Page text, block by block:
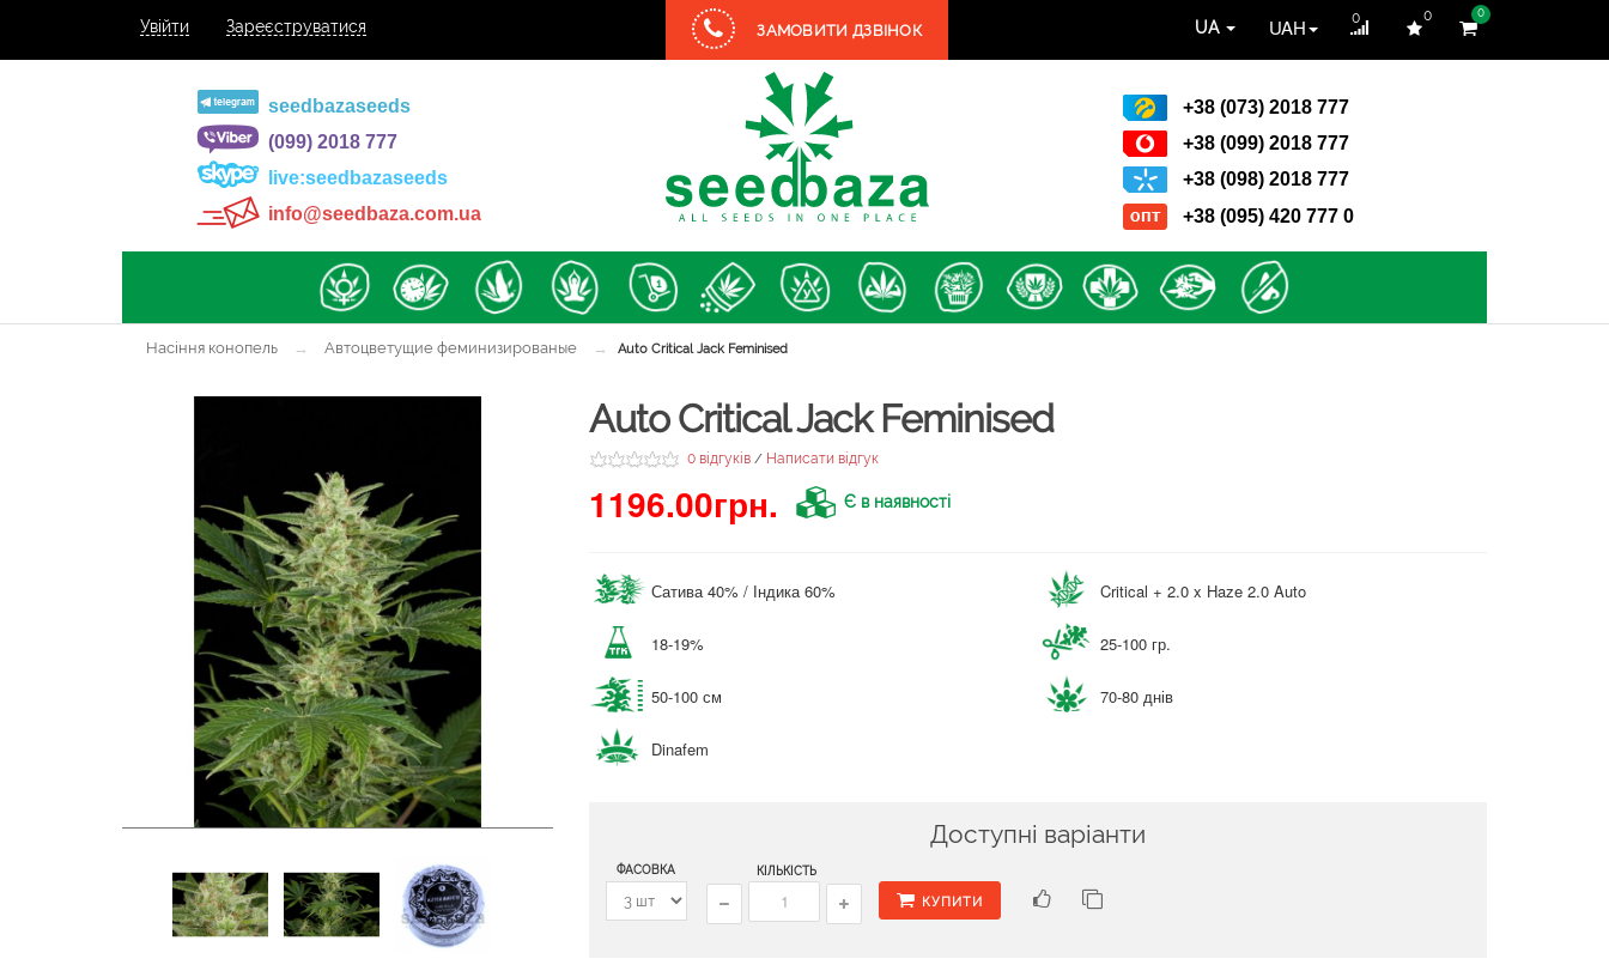
Увійти Зареєструватися
0
UA UAH 0 0
ЗАМОВИТИ ДЗВІНОК
seedbazaseeds
(099) 2018 777
live:seedbazaseeds
info@seedbaza.com.ua
+38 (073) 2018 777
+38 (099) 2018 777
+38 (098) 2018 777
+38 (095) 420 777 0
Насіння конопель → Автоцветущие феминизированые → Auto Critical Jack Feminised
Auto Critical Jack Feminised
0 відгуків / Написати відгук
1196.00грн. Є в наявності
Сатива 40% / Індика 60% Critical + 2.0 x Haze 2.0 Auto
18-19% 25-100 гр.
50-100 см 70-80 днів
Dinafem
Доступні варіанти
ФАСОВКА КІЛЬКІСТЬ
КУПИТИ